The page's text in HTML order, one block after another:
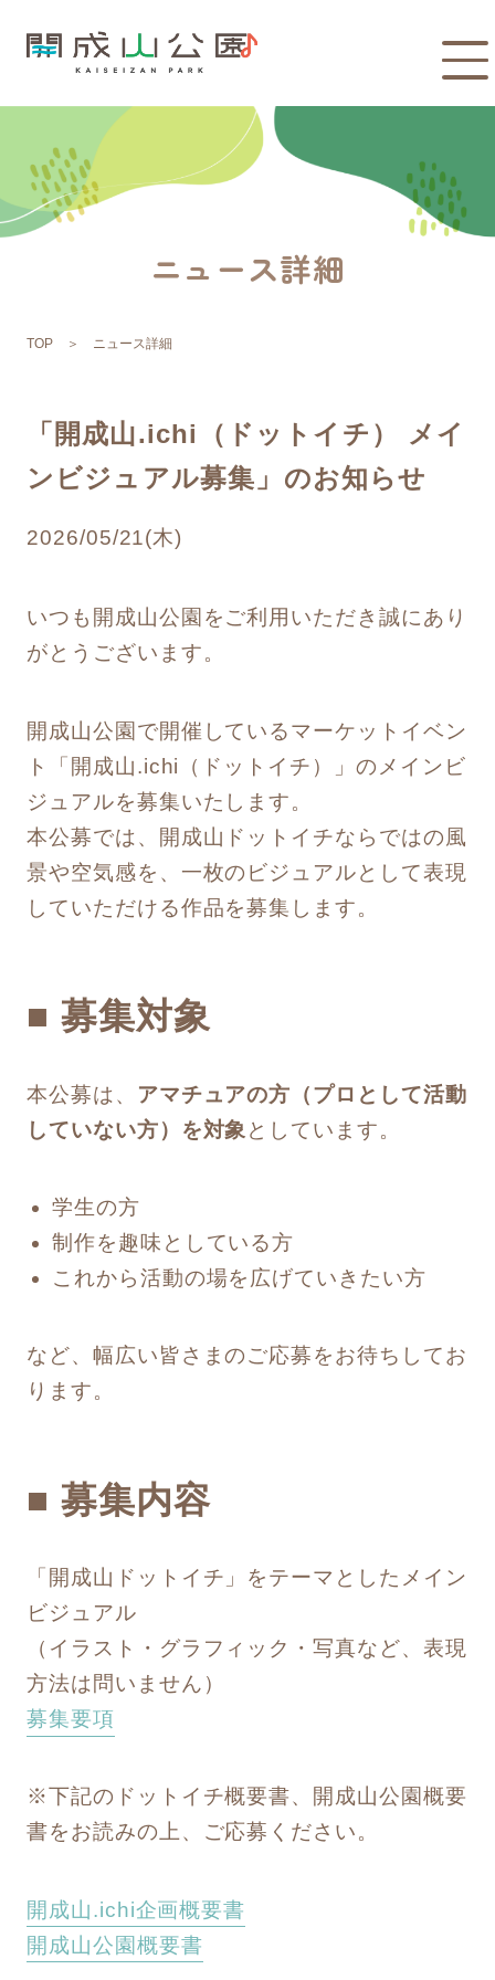
ニュース詳細
TOP ニュース詳細
「開成山.ichi（ドットイチ） メイ
ンビジュアル募集」のお知らせ
2026/05/21(木)
いつも開成山公園をご利用いただき誠にあり
がとうございます。
開成山公園で開催しているマーケットイベン
ト「開成山.ichi（ドットイチ）」のメインビ
ジュアルを募集いたします。
本公募では、開成山ドットイチならではの風
景や空気感を、一枚のビジュアルとして表現
していただける作品を募集します。
■ 募集対象
本公募は、
アマチュアの方（プロとして活動
していない方）を対象 としています。
学生の方
制作を趣味としている方
これから活動の場を広げていきたい方
など、幅広い皆さまのご応募をお待ちしてお
ります。
■ 募集内容
「開成山ドットイチ」をテーマとしたメイン
ビジュアル
（イラスト・グラフィック・写真など、表現
方法は問いません）
募集要項
※下記のドットイチ概要書、開成山公園概要
書をお読みの上、ご応募ください。
開成山.ichi企画概要書
開成山公園概要書